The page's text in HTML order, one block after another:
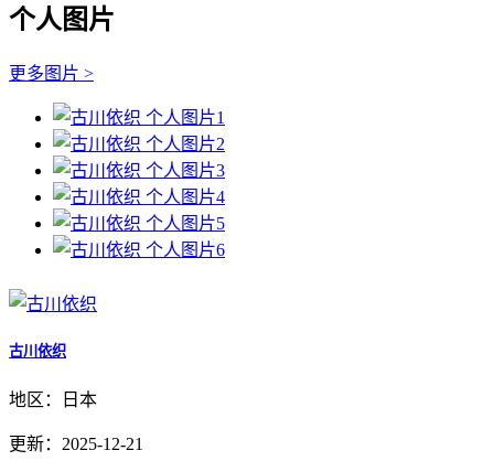
个人图片
更多图片 >
古川依织
地区：日本
更新：2025-12-21